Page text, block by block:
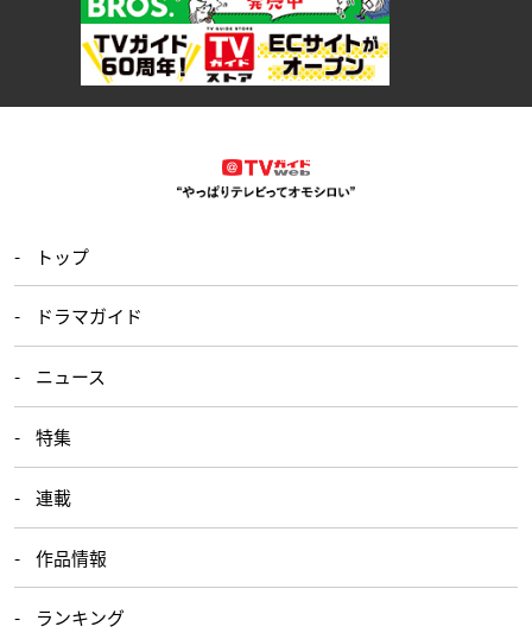
トップ
ドラマガイド
ニュース
特集
連載
作品情報
ランキング